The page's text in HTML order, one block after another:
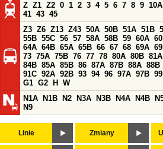
Z Z1 Z2 0 1 2 3 4 5 6 7 8 9 10A
41 43 45
Z3 Z6 Z13 Z43 50A 50B 51A 51B
55B 55C 56 57 58A 58B 59 60A
64A 64B 65A 65B 66 67 68 69A
73 75A 75B 76 77 78 80A 80B 81A
84B 85A 85B 86 87A 87B 88A 88B
91C 92A 92B 93 94 96 97A 97B 99
G1 G2 H
W
N1A
N1B N2 N3A N3B N4A N4B
N9
Linie Zmiany